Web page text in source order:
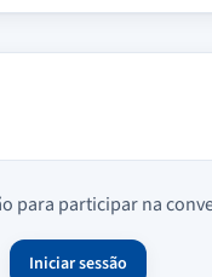
para participar na
Iniciar sessão